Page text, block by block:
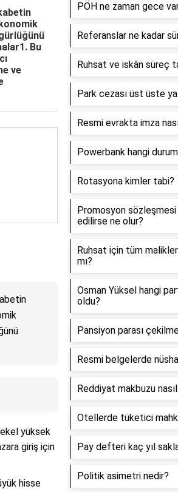
Bu
ve
yüksek
giriş için
hisse
PÖH ne zaman gece
Referanslar ne kadar
Ruhsat ve iskân süreç
Park cezası üst üste
Resmi evrakta imza
Powerbank hangi
Rotasyona kimler tabi?
Promosyon
edilirse ne olur?
Ruhsat için tüm
mı?
Osman Yüksel hangi
oldu?
Pansiyon parası
Resmi belgelerde nüsha
Reddiyat makbuzu nasıl
Otellerde tüketici
Pay defteri kaç yıl
Politik asimetri nedir?